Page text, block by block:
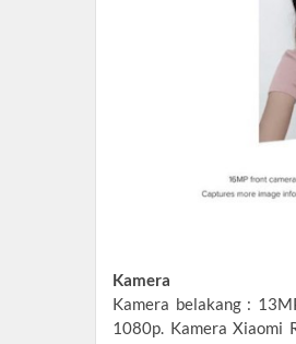
Kamera
Kamera belakang :
1080p. Kamera Xiaomi